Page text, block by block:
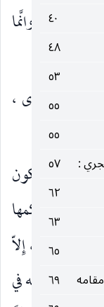
٤٠
٤٨
٥٣
٥٥
٥٥
٥٧
٦٢
٦٣
٦٥
٦٩
الكلام وانَّما
نفسها.
، وأُخرى ،
لا بدَّ وأن تكون
وتراكمها
أساسها ، إِلاّ
من جريانه في